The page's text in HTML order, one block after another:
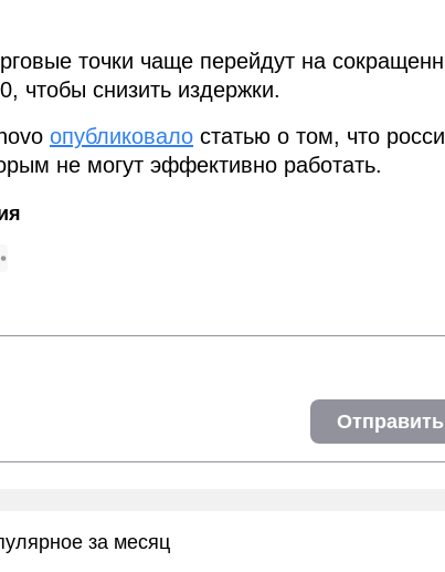
точки чаще перейдут на
чтобы снизить издержки.
опубликовало статью о том, что
не могут эффективно работать.
Отправить
за месяц